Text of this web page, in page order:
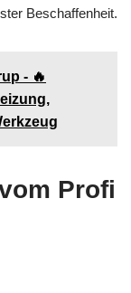
Beschaffenheit.
- 🔥
Profi